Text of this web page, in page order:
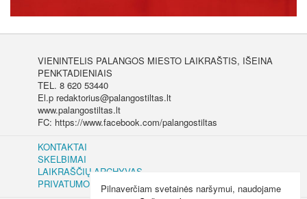
VIENINTELIS PALANGOS MIESTO LAIKRAŠTIS, IŠEINA
PENKTADIENIAIS
TEL. 8 620 53440
El.p redaktorius@palangostiltas.lt
www.palangostiltas.lt
FC: https://www.facebook.com/palangostiltas
KONTAKTAI
SKELBIMAI
LAIKRAŠČIŲ ARCHYVAS
PRIVATUMO IR SLAPUKŲ POLITIKA
Pilnaverčiam svetainės naršymui, naudojame